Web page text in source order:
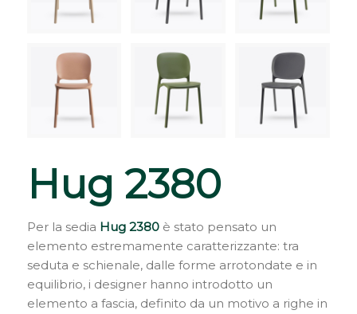
Hug 2380
Per la sedia Hug 2380è stato pensato un
elemento estremamente caratterizzante: tra
seduta e schienale, dalle forme arrotondate e in
equilibrio, i designer hanno introdotto un
elemento a fascia, definito da un motivo a righe in